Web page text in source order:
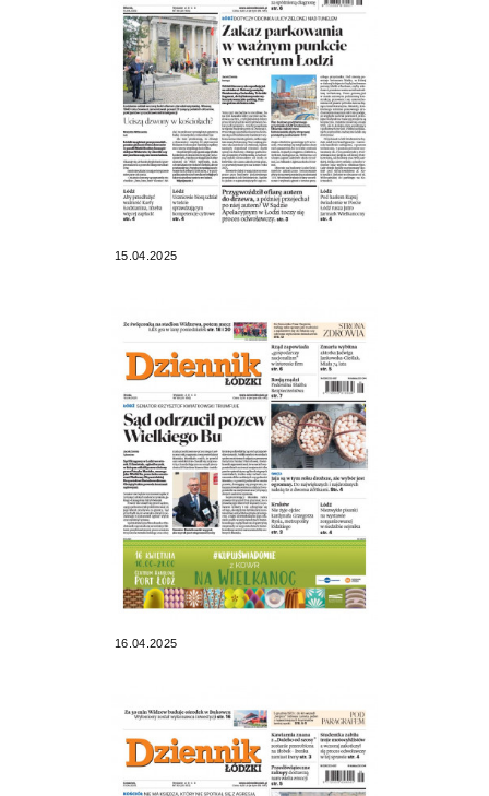
15.04.2025
16.04.2025